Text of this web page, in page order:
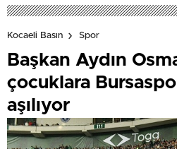
Kocaeli Basın Spor
Başkan Aydın
çocuklara
aşılıyor